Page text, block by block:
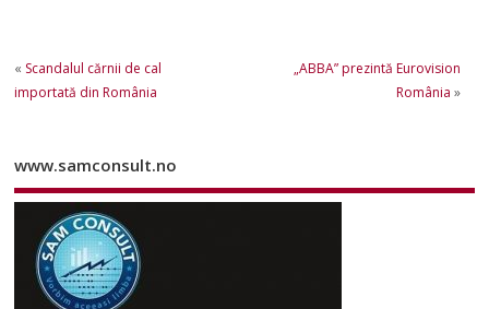
« Scandalul cărnii de cal
importată din România
„ABBA” prezintă Eurovision
România »
www.samconsult.no